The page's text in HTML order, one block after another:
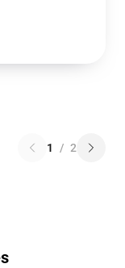
1 / 2